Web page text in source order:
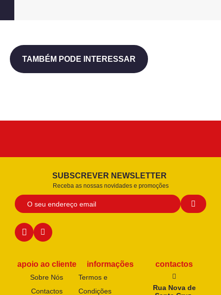
TAMBÉM PODE INTERESSAR
SUBSCREVER NEWSLETTER
Receba as nossas novidades e promoções
apoio ao cliente
Sobre Nós
Contactos
informações
Termos e
Condições
contactos
Rua Nova de